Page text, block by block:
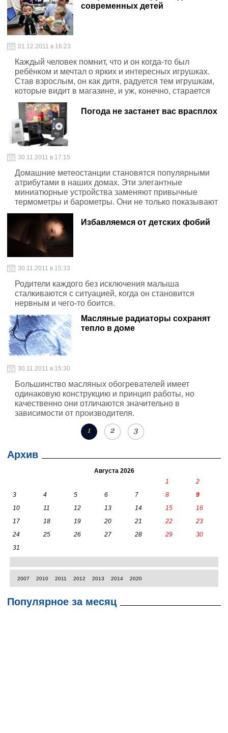
сохранность вещей.современных детей
01.12.2011 в 16:23
Каждый человек помнит, что и он когда-то был
ребёнком и мечтал о ярких и интересных игрушках.
Став взрослым, он как дитя, радуется тем игрушкам,
которые видит в магазине, и уж, конечно, старается
побаловать своего малыша.
Погода не застанет вас врасплох
30.11.2011 в 17:15
Домашние метеостанции становятся популярными
атрибутами в наших домах. Эти элегантные
миниатюрные устройства заменяют привычные
термометры и барометры. Они не только показывают
температуру, давление, влажность воздуха, но умеют
прогнозировать погоду на период до двух суток.
Избавляемся от детских фобий
30.11.2011 в 15:33
Родители каждого без исключения малыша
сталкиваются с ситуацией, когда он становится
нервным и чего-то боится.
Масляные радиаторы сохранят
тепло в доме
30.11.2011 в 15:30
Большинство масляных обогревателей имеет
одинаковую конструкцию и принцип работы, но
качественно они отличаются значительно в
зависимости от производителя.
1
2 3
Архив
Августа 2026
1
2
3
4 5 6 7 8
9
10
11 12 13 14 15
16
17
18 19 20 21 22
23
24
25 26 27 28 29
30
31
2007 2010 2011 2012 2013 2014 2020
Популярное за месяц